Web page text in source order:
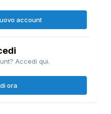
account
Accedi qui.
ora